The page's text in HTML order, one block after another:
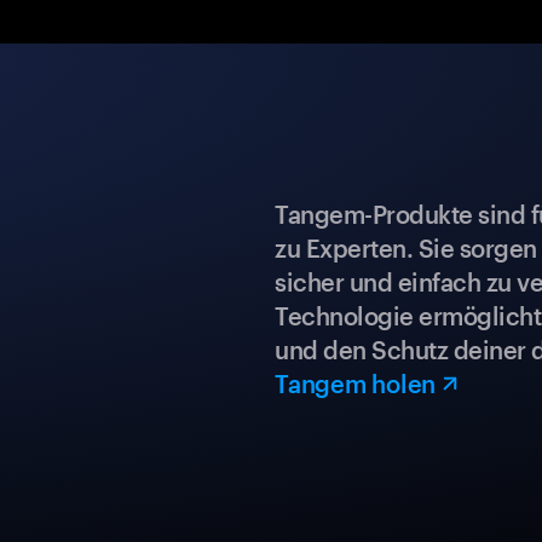
Tangem-Produkte sind
zu Experten. Sie
sicher und einfach zu
Technologie
und den Schutz deiner
Tangem holen